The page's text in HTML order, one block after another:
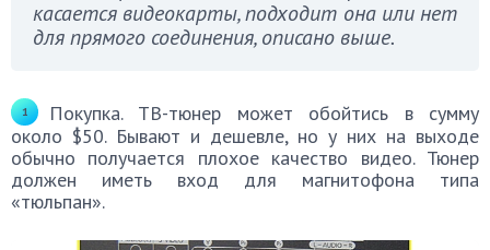
касается видеокарты, подходит она или нет
для прямого соединения, описано выше.
Покупка. ТВ-тюнер может обойтись в сумму
около $50. Бывают и дешевле, но у них на выходе
обычно получается плохое качество видео. Тюнер
должен иметь вход для магнитофона типа
«тюльпан».